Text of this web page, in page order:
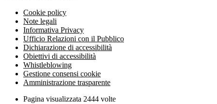
Cookie policy
Note legali
Informativa Privacy
Ufficio Relazioni con il Pubblico
Dichiarazione di accessibilità
Obiettivi di accessibilità
Whistleblowing
Gestione consensi cookie
Amministrazione trasparente
Pagina visualizzata 2444 volte